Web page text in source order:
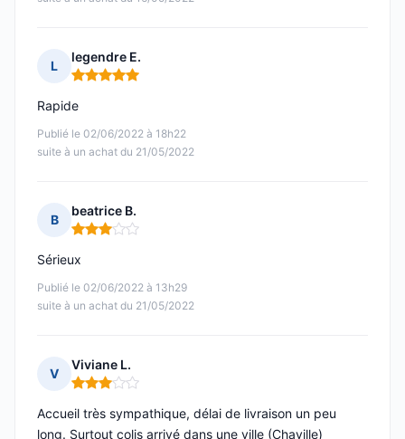
L
legendre E.
Note : 5 sur 5
Publié le 02/06/2022 à 18h22
suite à un achat du 21/05/2022
Rapide
B
beatrice B.
Note : 3 sur 5
Publié le 02/06/2022 à 13h29
suite à un achat du 21/05/2022
Sérieux
V
Viviane L.
Note : 3 sur 5
Accueil très sympathique, délai de livraison un peu
long. Surtout colis arrivé dans une ville (Chaville)